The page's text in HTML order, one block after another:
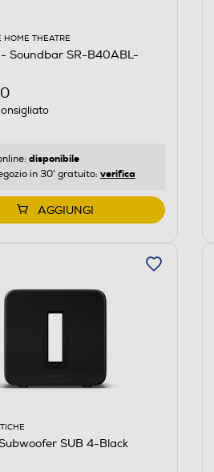
HOME THEATRE
Soundbar SR-B40ABL-
disponibile
in 30' gratuito: verifica
AGGIUNGI
SUB 4-Black